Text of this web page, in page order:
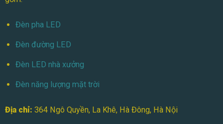
Đèn pha LED
Đèn đường LED
Đèn LED nhà xưởng
Đèn năng lượng mặt trời
Địa chỉ: 364 Ngô Quyền, La Khê, Hà Đông, Hà Nội